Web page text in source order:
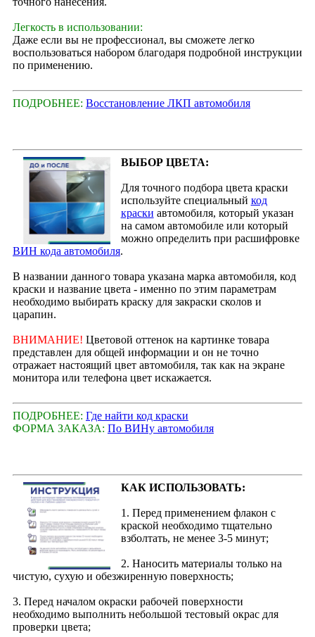
Легкость в использовании:
Даже если вы не профессионал, вы сможете легко
воспользоваться набором благодаря подробной инструкции
по применению.
ПОДРОБНЕЕ: Восстановление ЛКП автомобиля
ВЫБОР ЦВЕТА:
Для точного подбора цвета краски
используйте специальный код
краски автомобиля, который указан
на самом автомобиле или который
можно определить при расшифровке
ВИН кода автомобиля.
В названии данного товара указана марка автомобиля, код
краски и название цвета - именно по этим параметрам
необходимо выбирать краску для закраски сколов и
царапин.
ВНИМАНИЕ! Цветовой оттенок на картинке товара
представлен для общей информации и он не точно
отражает настоящий цвет автомобиля, так как на экране
монитора или телефона цвет искажается.
ПОДРОБНЕЕ: Где найти код краски
ФОРМА ЗАКАЗА: По ВИНу автомобиля
КАК ИСПОЛЬЗОВАТЬ:
1. Перед применением флакон с
краской необходимо тщательно
взболтать, не менее 3-5 минут;
2. Наносить материалы только на
чистую, сухую и обезжиренную поверхность;
3. Перед началом окраски рабочей поверхности
необходимо выполнить небольшой тестовый окрас для
проверки цвета;